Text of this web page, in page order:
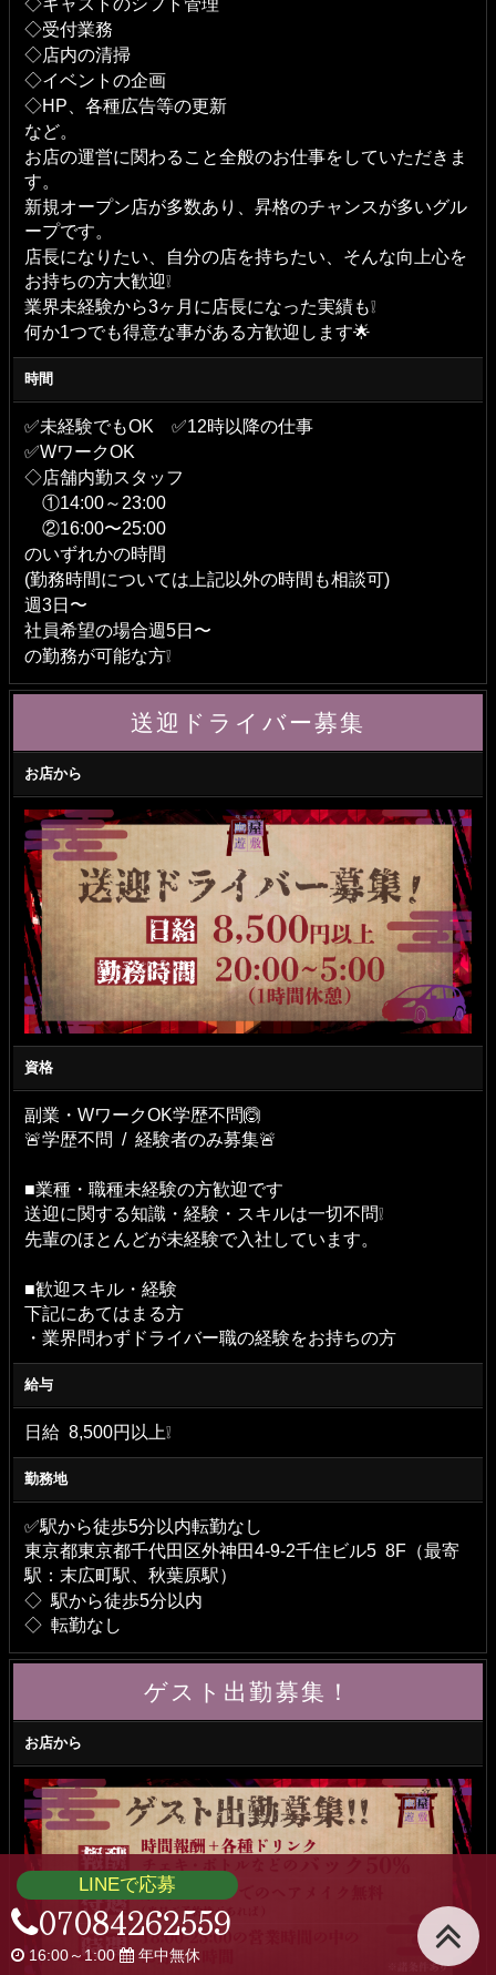
◇キャストのシフト管理
◇受付業務
◇店内の清掃
◇イベントの企画
◇HP、各種広告等の更新
など。
お店の運営に関わること全般のお仕事をしていただきま
す。
新規オープン店が多数あり、昇格のチャンスが多いグル
ープです。
店長になりたい、自分の店を持ちたい、そんな向上心を
お持ちの方大歓迎❕
業界未経験から3ヶ月に店長になった実績も❕
何か1つでも得意な事がある方歓迎します🌟
時間
✅未経験でもOK ✅12時以降の仕事
✅WワークOK
◇店舗内勤スタッフ
①14:00～23:00
②16:00〜25:00
のいずれかの時間
(勤務時間については上記以外の時間も相談可)
週3日〜
社員希望の場合週5日〜
の勤務が可能な方❕
送迎ドライバー募集
お店から
資格
副業・WワークOK学歴不問🙆
🚨学歴不問 / 経験者のみ募集🚨
■業種・職種未経験の方歓迎です
送迎に関する知識・経験・スキルは一切不問❕
先輩のほとんどが未経験で入社しています。
■歓迎スキル・経験
下記にあてはまる方
・業界問わずドライバー職の経験をお持ちの方
給与
日給 8,500円以上❕
勤務地
✅駅から徒歩5分以内転勤なし
東京都東京都千代田区外神田4-9-2千住ビル5 8F（最寄
駅：末広町駅、秋葉原駅）
◇ 駅から徒歩5分以内
◇ 転勤なし
ゲスト出勤募集！
お店から
LINEで応募
07084262559
16:00～1:00 年中無休